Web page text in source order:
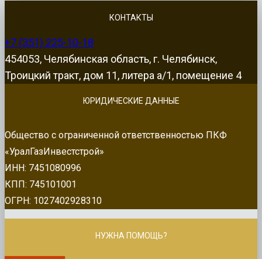
КОНТАКТЫ
+7 (351) 225-10-18
454053, Челябинская область, г. Челябинск,
Троицкий тракт, дом 11, литера а/1, помещение 4
ЮРИДИЧЕСКИЕ ДАННЫЕ
Общество с ограниченной ответственностью ПКФ
«УралГазИнвестстрой»
ИНН: 7451080996
КПП: 745101001
ОГРН: 1027402928310
НУЖНА ПОМОЩЬ?